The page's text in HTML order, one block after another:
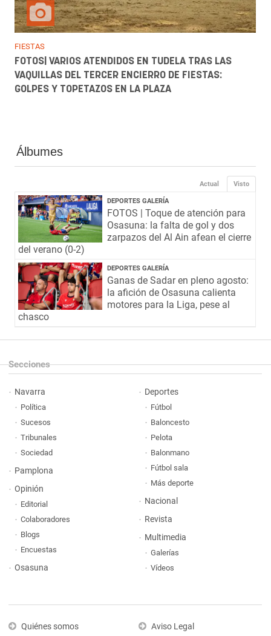
FIESTAS
FOTOS| VARIOS ATENDIDOS EN TUDELA TRAS LAS
VAQUILLAS DEL TERCER ENCIERRO DE FIESTAS:
GOLPES Y TOPETAZOS EN LA PLAZA
Álbumes
Visto
Actual
DEPORTES GALERÍA
FOTOS | Toque de atención para
Osasuna: la falta de gol y dos
zarpazos del Al Ain afean el cierre
del verano (0-2)
DEPORTES GALERÍA
Ganas de Sadar en pleno agosto:
la afición de Osasuna calienta
motores para la Liga, pese al
chasco
Secciones
Navarra
Política
Sucesos
Tribunales
Sociedad
Pamplona
Opinión
Editorial
Colaboradores
Blogs
Encuestas
Osasuna
Deportes
Fútbol
Baloncesto
Pelota
Balonmano
Fútbol sala
Más deporte
Nacional
Revista
Multimedia
Galerías
Vídeos
Quiénes somos Aviso Legal